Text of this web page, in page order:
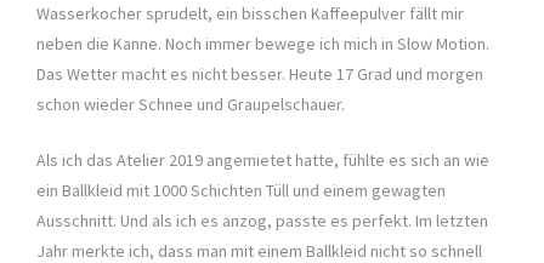
Wasserkocher sprudelt, ein bisschen Kaffeepulver fällt mir
neben die Kanne. Noch immer bewege ich mich in Slow Motion.
Das Wetter macht es nicht besser. Heute 17 Grad und morgen
schon wieder Schnee und Graupelschauer.
Als ich das Atelier 2019 angemietet hatte, fühlte es sich an wie
ein Ballkleid mit 1000 Schichten Tüll und einem gewagten
Ausschnitt. Und als ich es anzog, passte es perfekt. Im letzten
Jahr merkte ich, dass man mit einem Ballkleid nicht so schnell